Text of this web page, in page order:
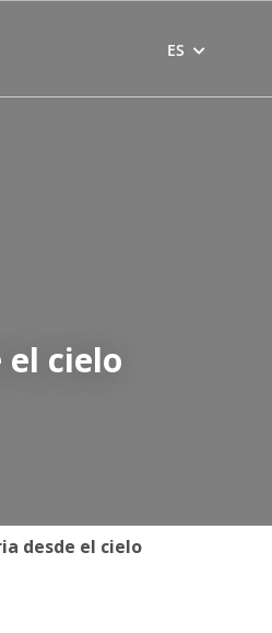
ES
desde el cielo
el cielo